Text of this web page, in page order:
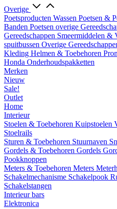
Overige
Poetsproducten Wassen Poetsen &
Banden Poetsen overige
Gereedschappen Smeermiddelen &
spuitbussen Overige
Kleding Helmen & Toebehoren
Honda Onderhoudspakketten
Merken
Nieuw
Sale!
Outlet
Home
Interieur
Stoelen & Toebehoren Kuipstoelen
Stoelrails
Sturen & Toebehoren Stuurnaven
Gordels & Toebehoren Gordels
Pookknoppen
Meters & Toebehoren Meters
Schakelmechanisme Schakelpook
Schakelstangen
Interieur bars
Elektronica